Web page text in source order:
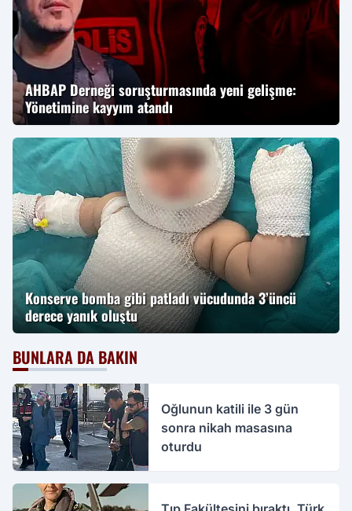
AHBAP Derneği soruşturmasında yeni gelişme:
Yönetimine kayyım atandı
Konserve bomba gibi patladı vücudunda 3’üncü
derece yanık oluştu
BUNLARA DA BAKIN
Oğlunun katili ile 3 gün
sonra nikah masasına
oturdu